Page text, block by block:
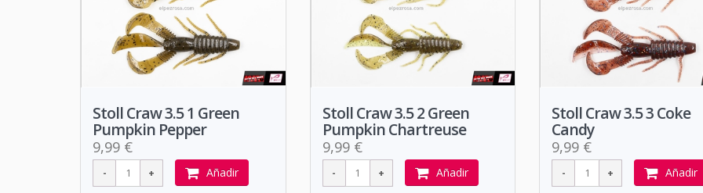
Stoll Craw 3.5 1 Green
Pumpkin Pepper
9,99 €
Añadir
Stoll Craw 3.5 2 Green
Pumpkin Chartreuse
9,99 €
Añadir
Stoll Craw 3.5 3 Coke
Candy
9,99 €
Añadir